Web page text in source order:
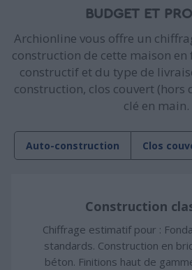
BUDGET ET
Archionline vous offre un
construction de cette maison
constructif et du type de
construction, clos couvert (hors
clé en main.
Auto-construction Clos
Construction
Chiffrage estimatif pour :
standards. Construction en
béton. Finitions haut de